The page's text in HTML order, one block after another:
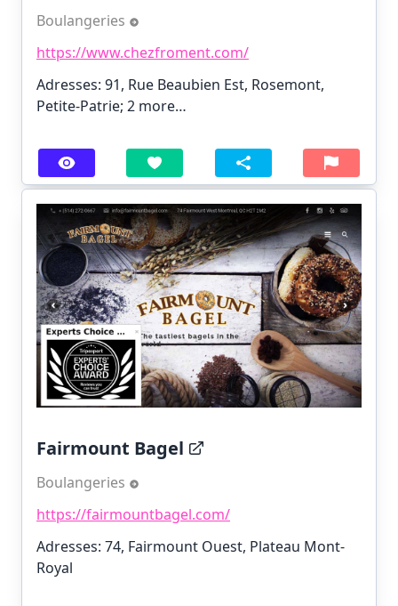
Boulangeries
https://www.chezfroment.com/
Adresses: 91, Rue Beaubien Est, Rosemont,
Petite-Patrie; 2 more…
Fairmount Bagel
Boulangeries
https://fairmountbagel.com/
Adresses: 74, Fairmount Ouest, Plateau Mont-
Royal